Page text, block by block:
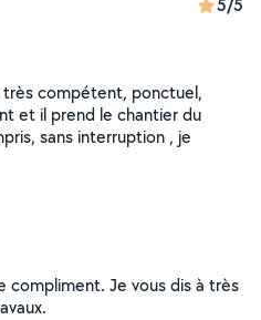
5/5
très compétent, ponctuel,
et il prend le chantier du
sans interruption , je
compliment. Je vous dis à très